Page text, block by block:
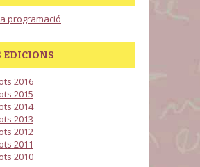
programació
EDICIONS
2016
2015
2014
2013
2012
2011
2010